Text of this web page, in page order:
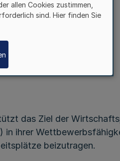
das Ziel der
in ihrer
beizutragen.
allen Cookies zustimmen,
sind. Hier finden Sie